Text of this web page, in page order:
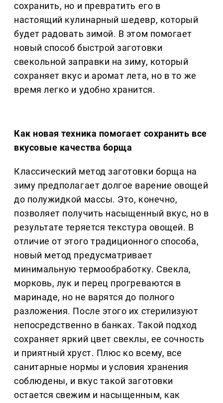
сохранить, но и превратить его в
настоящий кулинарный шедевр, который
будет радовать зимой. В этом помогает
новый способ быстрой заготовки
свекольной заправки на зиму, который
сохраняет вкус и аромат лета, но в то же
время легко и удобно хранится.
Как новая техника помогает сохранить все
вкусовые качества борща
Классический метод заготовки борща на
зиму предполагает долгое варение овощей
до полужидкой массы. Это, конечно,
позволяет получить насыщенный вкус, но в
результате теряется текстура овощей. В
отличие от этого традиционного способа,
новый метод предусматривает
минимальную термообработку. Свекла,
морковь, лук и перец прогреваются в
маринаде, но не варятся до полного
разложения. После этого их стерилизуют
непосредственно в банках. Такой подход
сохраняет яркий цвет свеклы, ее сочность
и приятный хруст. Плюс ко всему, все
санитарные нормы и условия хранения
соблюдены, и вкус такой заготовки
остается свежим и насыщенным, как